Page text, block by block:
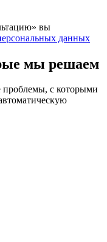
вы
данных
мы решаем
с которыми